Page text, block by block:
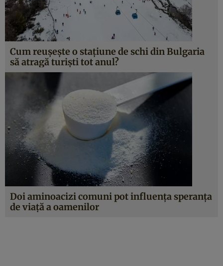
Cum reușește o stațiune de schi din Bulgaria
să atragă turiști tot anul?
Doi aminoacizi comuni pot influența speranța
de viață a oamenilor